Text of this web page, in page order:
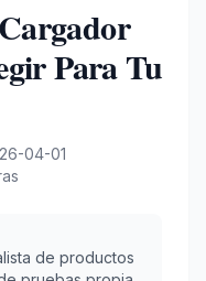
Para Tu
04-01
de productos